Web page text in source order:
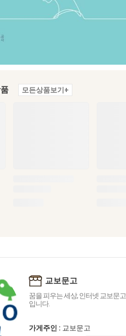
모든상품보기+
교보문고
꿈을 피우는 세상, 인터넷 교보문고
입니다.
가게주인 : 교보문고